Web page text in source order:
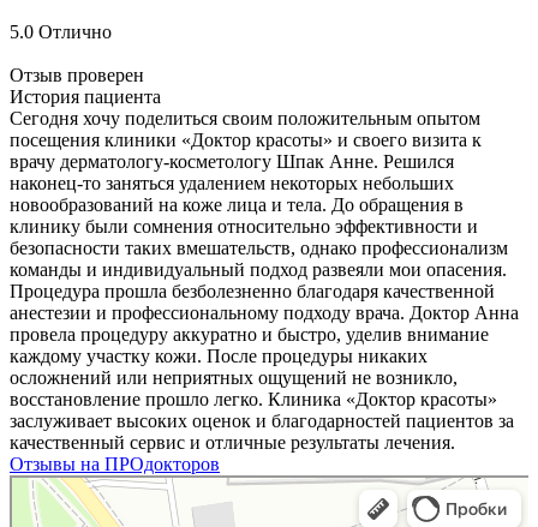
5.0 Отлично
Отзыв проверен
История пациента
Сегодня хочу поделиться своим положительным опытом
посещения клиники «Доктор красоты» и своего визита к
врачу дерматологу-косметологу Шпак Анне. Решился
наконец-то заняться удалением некоторых небольших
новообразований на коже лица и тела. До обращения в
клинику были сомнения относительно эффективности и
безопасности таких вмешательств, однако профессионализм
команды и индивидуальный подход развеяли мои опасения.
Процедура прошла безболезненно благодаря качественной
анестезии​ и профессиональному подходу врача. Доктор Анна
провела процедуру аккуратно и быстро, уделив внимание
каждому участку кожи. После процедуры никаких
осложнений или неприятных ощущений не возникло,
восстановление прошло легко. Клиника «Доктор красоты»
заслуживает высоких оценок и благодарностей пациентов за
качественный сервис и отличные результаты лечения.
Отзывы на ПРОдокторов
Доктор Красоты
Косметология в Севастополе
Дерматология в Севастополе